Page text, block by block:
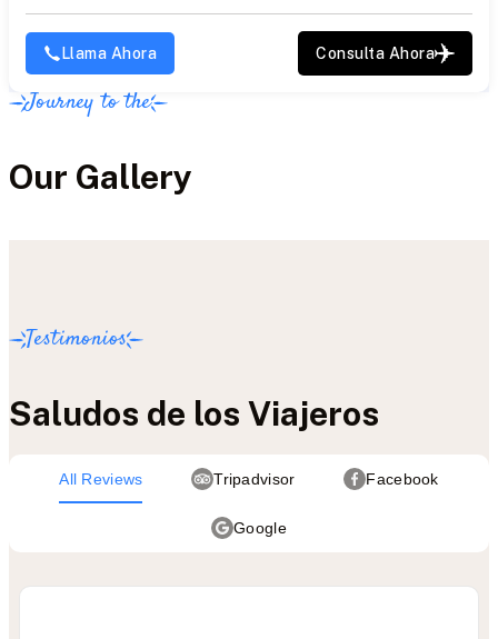
Llama Ahora Consulta Ahora
Journey to the
Our Gallery
Testimonios
Saludos de los Viajeros
All Reviews Tripadvisor Facebook
Google